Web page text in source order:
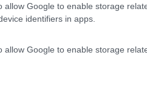
allow Google to enable storage
identifiers in apps.
allow Google to enable storage
win10 e quando chiede il